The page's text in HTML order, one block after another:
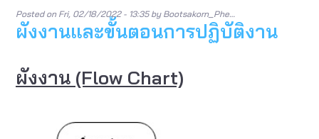
Posted on Fri, 02/18/2022 - 13:35by Bootsakorn_Phe…
ผังงานและขั้นตอนการปฏิบัติงาน
ผังงาน (Flow Chart)